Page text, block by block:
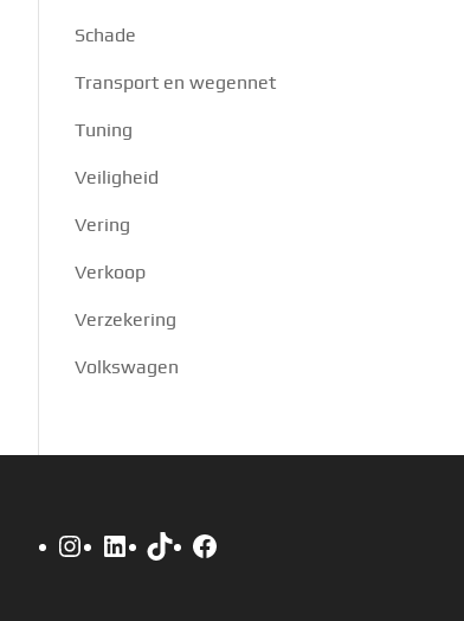
Schade
Transport en wegennet
Tuning
Veiligheid
Vering
Verkoop
Verzekering
Volkswagen
Instagram
LinkedIn
TikTokFacebook